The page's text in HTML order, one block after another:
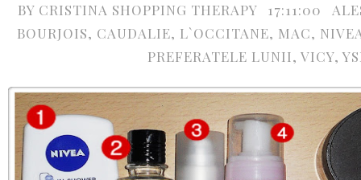
BY CRISTINA SHOPPING THERAPY 17:11:00
BOURJOIS, CAUDALIE, L`OCCITANE, MAC,
PREFERATELE LUNII, VICY,